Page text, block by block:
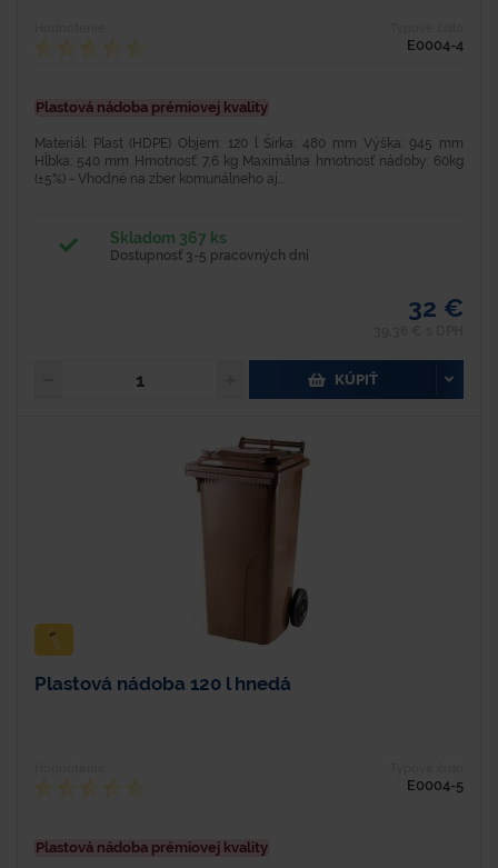
E0004-4
Plastová nádoba prémiovej kvality
Materiál: Plast (HDPE) Objem: 120 l Šírka: 480 mm Výška: 945 mm
Hĺbka: 540 mm Hmotnosť: 7,6 kg Maximálna hmotnosť nádoby: 60kg
(±5%) - Vhodné na zber komunálneho aj...
Skladom 367 ks
Dostupnosť 3-5 pracovných dní
32 €
KÚPIŤ
Plastová nádoba 120 l hnedá
E0004-5
Plastová nádoba prémiovej kvality